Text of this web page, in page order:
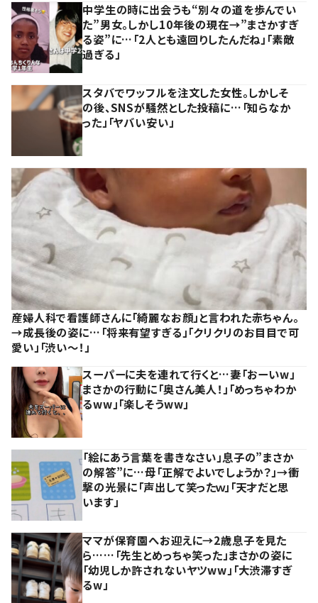
中学生の時に出会うも“別々の道を歩んでい
た”男女。しかし10年後の現在→”まさかすぎ
る姿”に…「2人とも遠回りしたんだね」「素敵
過ぎる」
スタバでワッフルを注文した女性。しかしそ
の後、SNSが騒然とした投稿に…「知らなか
った」「ヤバい安い」
産婦人科で看護師さんに「綺麗なお顔」と言われた赤ちゃん。
→成長後の姿に…「将来有望すぎる」「クリクリのお目目で可
愛い」「渋い～！」
スーパーに夫を連れて行くと…妻「おーいw」
まさかの行動に「奥さん美人！」「めっちゃわか
るww」「楽しそうww」
「絵にあう言葉を書きなさい」息子の”まさか
の解答”に…母「正解でよいでしょうか？」→衝
撃の光景に「声出して笑ったｗ」「天才だと思
います」
ママが保育園へお迎えに→2歳息子を見た
ら……「先生とめっちゃ笑った」まさかの姿に
「幼児しか許されないヤツww」「大渋滞すぎ
るw」